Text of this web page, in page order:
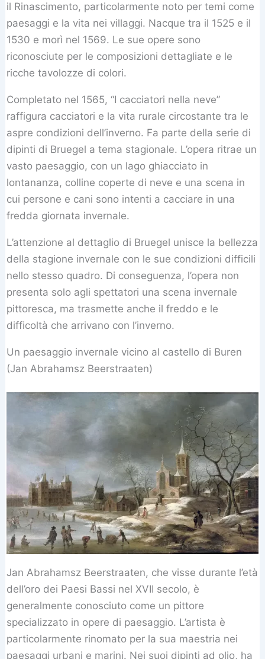
il Rinascimento, particolarmente noto per temi come
paesaggi e la vita nei villaggi. Nacque tra il 1525 e il
1530 e morì nel 1569. Le sue opere sono
riconosciute per le composizioni dettagliate e le
ricche tavolozze di colori.
Completato nel 1565, “I cacciatori nella neve”
raffigura cacciatori e la vita rurale circostante tra le
aspre condizioni dell’inverno. Fa parte della serie di
dipinti di Bruegel a tema stagionale. L’opera ritrae un
vasto paesaggio, con un lago ghiacciato in
lontananza, colline coperte di neve e una scena in
cui persone e cani sono intenti a cacciare in una
fredda giornata invernale.
L’attenzione al dettaglio di Bruegel unisce la bellezza
della stagione invernale con le sue condizioni difficili
nello stesso quadro. Di conseguenza, l’opera non
presenta solo agli spettatori una scena invernale
pittoresca, ma trasmette anche il freddo e le
difficoltà che arrivano con l’inverno.
Un paesaggio invernale vicino al castello di Buren
(Jan Abrahamsz Beerstraaten)
Jan Abrahamsz Beerstraaten, che visse durante l’età
dell’oro dei Paesi Bassi nel XVII secolo, è
generalmente conosciuto come un pittore
specializzato in opere di paesaggio. L’artista è
particolarmente rinomato per la sua maestria nei
paesaggi urbani e marini. Nei suoi dipinti ad olio, ha